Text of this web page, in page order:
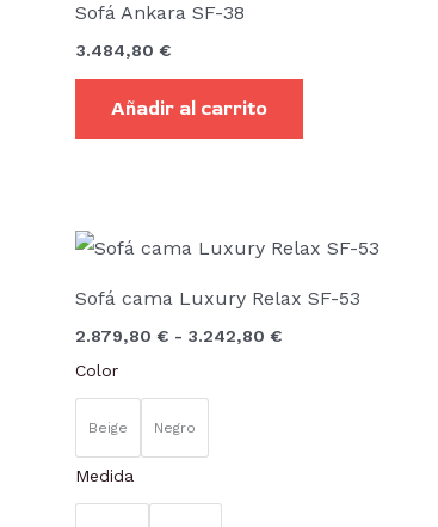
Sofá Ankara SF-38
3.484,80 €
Añadir al carrito
Sofá cama Luxury Relax SF-53
2.879,80 € - 3.242,80 €
Rango
desde
Color
Beige Negro
Medida
Este